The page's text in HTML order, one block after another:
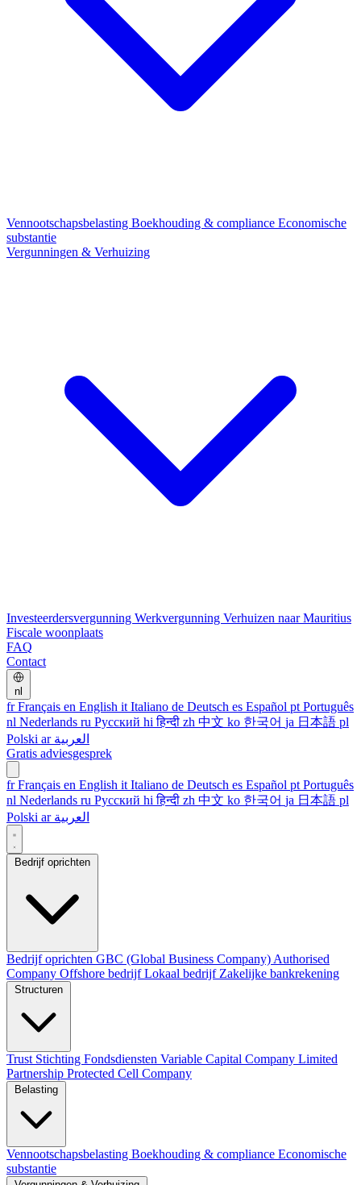
Vennootschapsbelasting Boekhouding & compliance Economische
substantie
Vergunningen & Verhuizing
Investeerdersvergunning Werkvergunning Verhuizen naar Mauritius
Fiscale woonplaats
FAQ
Contact
nl
frFrançais en English it Italiano de Deutsch es Español pt Português
nl Nederlands ru Русский hi हिन्दी zh 中文 ko 한국어 ja 日本語 pl
Polski ar العربية
Gratis adviesgesprek
frFrançais en English it Italiano de Deutsch es Español pt Português
nl Nederlands ru Русский hi हिन्दी zh 中文 ko 한국어 ja 日本語 pl
Polski ar العربية
Bedrijf oprichten GBC (Global Business Company) Authorised
Company Offshore bedrijfLokaal bedrijf Zakelijke bankrekening
Trust Stichting Fondsdiensten Variable Capital Company Limited
Partnership Protected Cell Company
Vennootschapsbelasting Boekhouding & compliance Economische
substantie